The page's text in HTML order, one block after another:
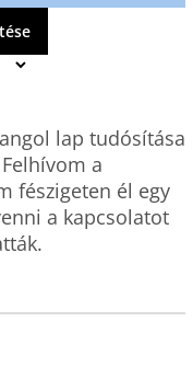
lap tudósítása
a
fészigeten él egy
a kapcsolatot